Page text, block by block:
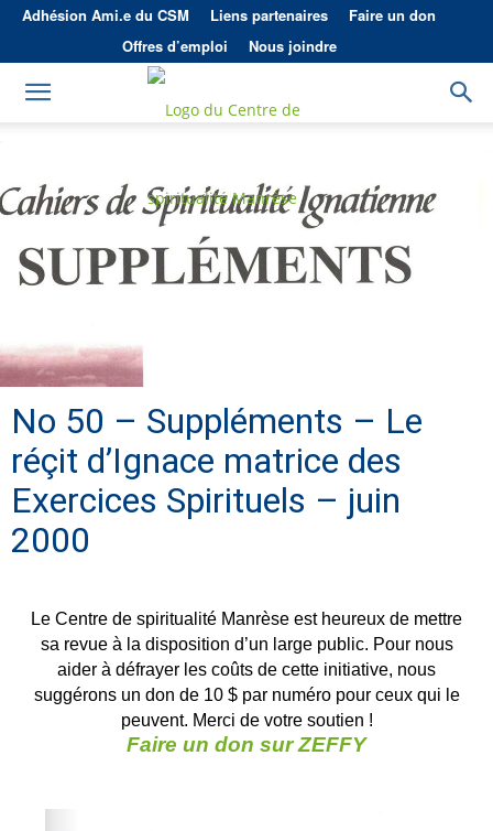
Adhésion Ami.e du CSM Liens partenaires
Faire un don
Offres d’emploi
Nous joindre
No 50 – Suppléments – Le
réçit d’Ignace matrice des
Exercices Spirituels – juin
2000
Le Centre de spiritualité Manrèse est heureux de mettre
sa revue à la disposition d’un large public. Pour nous
aider à défrayer les coûts de cette initiative, nous
suggérons un don de 10 $ par numéro pour ceux qui le
peuvent. Merci de votre soutien !
Faire un don sur ZEFFY